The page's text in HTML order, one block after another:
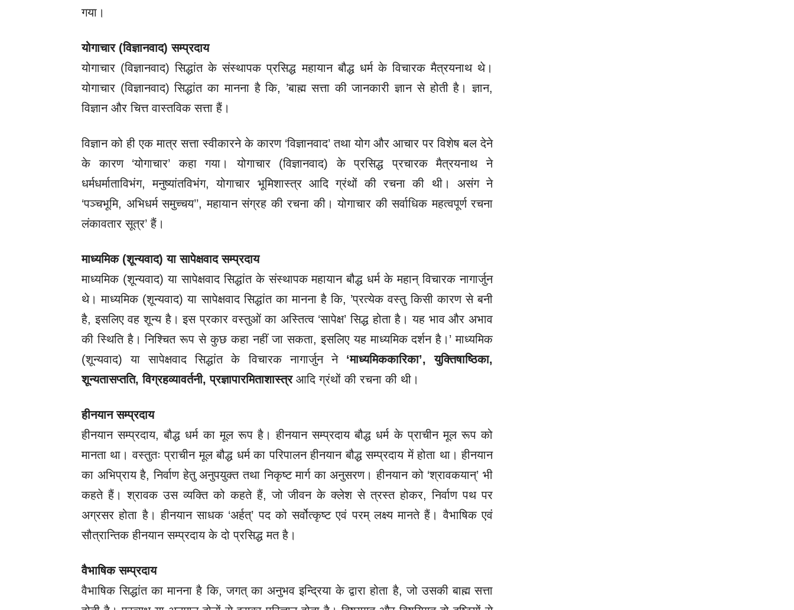
गया।
योगाचार (विज्ञानवाद) सम्प्रदाय
योगाचार (विज्ञानवाद) सिद्धांत के संस्थापक प्रसिद्ध महायान बौद्ध धर्म के विचारक मैत्रयनाथ थे।
योगाचार (विज्ञानवाद) सिद्धांत का मानना है कि, ’बाह्म सत्ता की जानकारी ज्ञान से होती है। ज्ञान,
विज्ञान और चित्त वास्तविक सत्ता हैं।
विज्ञान को ही एक मात्र सत्ता स्वीकारने के कारण ‘विज्ञानवाद’ तथा योग और आचार पर विशेष बल देने
के कारण ‘योगाचार’ कहा गया। योगाचार (विज्ञानवाद) के प्रसिद्ध प्रचारक मैत्रयनाथ ने
धर्मधर्माताविभंग, मनुष्यांतविभंग, योगाचार भूमिशास्त्र आदि ग्रंथों की रचना की थी। असंग ने
‘पञ्चभूमि, अभिधर्म समुच्चय’’, महायान संग्रह की रचना की। योगाचार की सर्वाधिक महत्वपूर्ण रचना
लंकावतार सूत्र’ हैं।
माध्यमिक (शून्यवाद) या सापेक्षवाद सम्प्रदाय
माध्यमिक (शून्यवाद) या सापेक्षवाद सिद्धांत के संस्थापक महायान बौद्ध धर्म के महान् विचारक नागार्जुन
थे। माध्यमिक (शून्यवाद) या सापेक्षवाद सिद्धांत का मानना है कि, ’प्रत्येक वस्तु किसी कारण से बनी
है, इसलिए वह शून्य है। इस प्रकार वस्तुओं का अस्तित्व ‘सापेक्ष’ सिद्ध होता है। यह भाव और अभाव
की स्थिति है। निश्चित रूप से कुछ कहा नहीं जा सकता, इसलिए यह माध्यमिक दर्शन है।’ माध्यमिक
(शून्यवाद) या सापेक्षवाद सिद्धांत के विचारक नागार्जुन ने ‘माध्यमिककारिका’,युक्तिषाष्ठिका,
शून्यतासप्तति,विग्रहव्यावर्तनी,प्रज्ञापारमिताशास्त्रआदि ग्रंथों की रचना की थी।
हीनयान सम्प्रदाय
हीनयान सम्प्रदाय, बौद्ध धर्म का मूल रूप है। हीनयान सम्प्रदाय बौद्ध धर्म के प्राचीन मूल रूप को
मानता था। वस्तुतः प्राचीन मूल बौद्ध धर्म का परिपालन हीनयान बौद्ध सम्प्रदाय में होता था। हीनयान
का अभिप्राय है, निर्वाण हेतु अनुपयुक्त तथा निकृष्ट मार्ग का अनुसरण। हीनयान को ‘श्रावकयान्’ भी
कहते हैं। श्रावक उस व्यक्ति को कहते हैं, जो जीवन के क्लेश से त्रस्त होकर, निर्वाण पथ पर
अग्रसर होता है। हीनयान साधक ‘अर्हत्’ पद को सर्वोत्कृष्ट एवं परम् लक्ष्य मानते हैं। वैभाषिक एवं
सौत्रान्तिक हीनयान सम्प्रदाय के दो प्रसिद्ध मत है।
वैभाषिक सम्प्रदाय
वैभाषिक सिद्धांत का मानना है कि, जगत् का अनुभव इन्द्रिया के द्वारा होता है, जो उसकी बाह्म सत्ता